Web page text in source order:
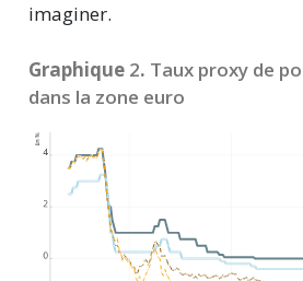
imaginer.
Graphique2. Taux proxy de
dans la zone euro